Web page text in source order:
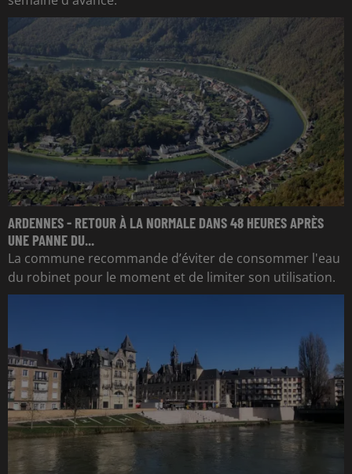
ARDENNES - RETOUR À LA NORMALE DANS 48 HEURES APRÈS
UNE PANNE DU...
La commune recommande d’éviter de consommer l'eau
du robinet pour le moment et de limiter son utilisation.